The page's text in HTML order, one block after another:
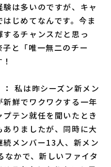
は多いのですが、キャ
じめてなんです。今ま
るチャンスだと思っ
と「唯一無二のチー
：私は昨シーズン新メン
鮮でワクワクする一年
テン就任を聞いたとき
りましたが、同時に大
メンバー13人、新メン
かで、新しいファイタ